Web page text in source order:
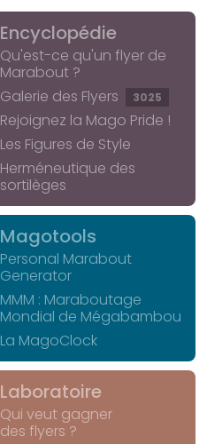
Encyclopédie
Qu'est-ce qu'un flyer de
Marabout ?
Galerie des Flyers
3025
Rejoignez la Mago Pride !
Les Figures de Style
Herméneutique des
sortilèges
Magotools
Personal Marabout
Generator
MMM : Maraboutage
Mondial de Mégabambou
La MagoClock
Laboratoire
Qui veut gagner
des flyers ?